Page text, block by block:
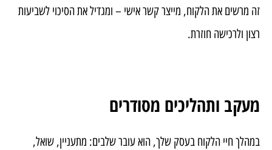
זה מרשים את הלקוח, מייצר קשר אישי – ומגדיל את הסיכוי לשביעות
רצון ולרכישה חוזרת.
מעקב ותהליכים מסודרים
במהלך חיי הלקוח בעסק שלך, הוא עובר שלבים: מתעניין, שואל,